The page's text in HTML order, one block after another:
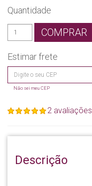
Quantidade
COMPRAR
Estimar frete
Não sei meu CEP
2 avaliações
Descrição